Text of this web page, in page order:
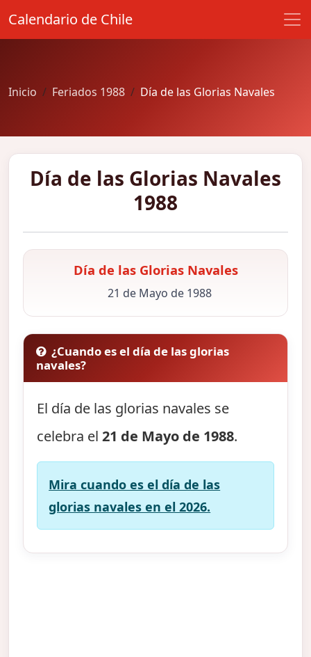
Calendario de Chile
Inicio Feriados 1988 Día de las Glorias Navales
Día de las Glorias Navales
1988
Día de las Glorias Navales
21 de Mayo de 1988
¿Cuando es el día de las glorias
navales?
El día de las glorias navales se
celebra el21 de Mayo de 1988.
Mira cuando es el día de las
glorias navales en el 2026.